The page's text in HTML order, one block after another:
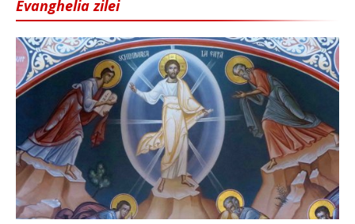
Evanghelia zilei